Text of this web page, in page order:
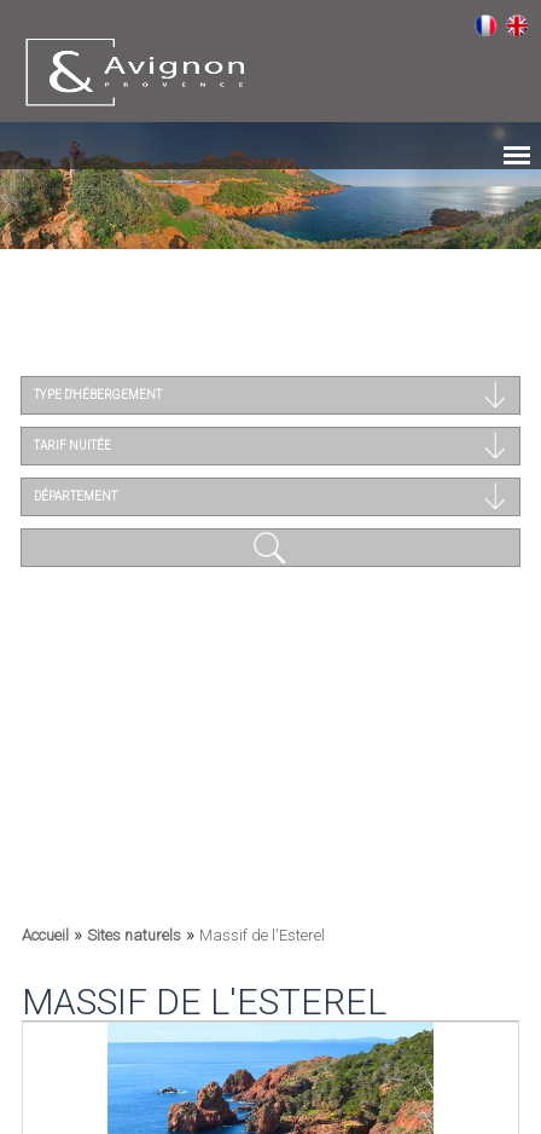
TYPE D'HÉBERGEMENT
TARIF NUITÉE
DÉPARTEMENT
Accueil» Sites naturels» Massif de l'Esterel
MASSIF DE L'ESTEREL